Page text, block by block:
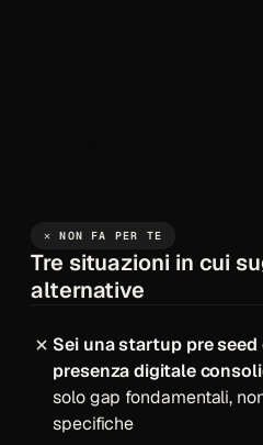
✕ NON FA PER TE
Tre situazioni in cui
alternative
Sei una startup pre
presenza digitale
solo gap fondamentali,
specifiche